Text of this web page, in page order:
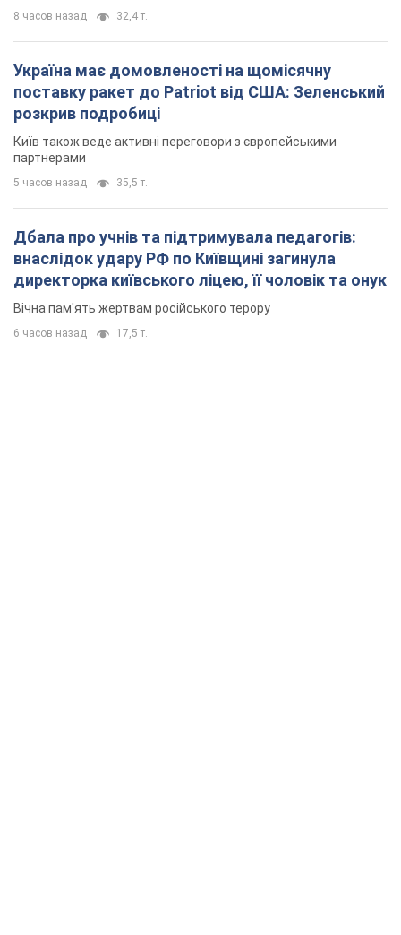
8 часов назад 32,4 т.
Україна має домовленості на щомісячну
поставку ракет до Patriot від США: Зеленський
розкрив подробиці
Київ також веде активні переговори з європейськими
партнерами
5 часов назад 35,5 т.
Дбала про учнів та підтримувала педагогів:
внаслідок удару РФ по Київщині загинула
директорка київського ліцею, її чоловік та онук
Вічна пам'ять жертвам російського терору
6 часов назад 17,5 т.